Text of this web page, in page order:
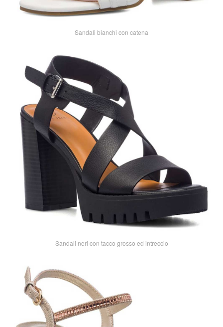
Sandali bianchi con catena
Sandali neri con tacco grosso ed intreccio